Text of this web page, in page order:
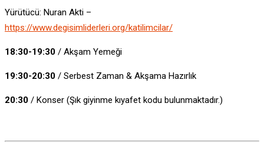
Yürütücü: Nuran Akti –
https://www.degisimliderleri.org/katilimcilar/
18:30-19:30 / Akşam Yemeği
19:30-20:30 / Serbest Zaman & Akşama Hazırlık
20:30 / Konser (Şık giyinme kıyafet kodu bulunmaktadır.)